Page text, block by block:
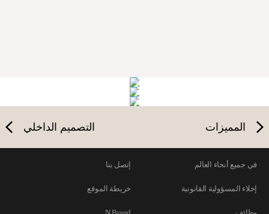
التصميم الأمامي
التصميم الجانبي
التصميم الخلفي
المميزات التصميم الداخلي
في جميع أنحاء العالم إتصل بنا
إخلاء المسؤولية القانونية خريطة الموقع